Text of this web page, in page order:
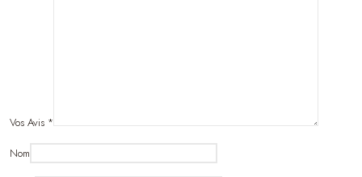
Vos Avis *
Nom